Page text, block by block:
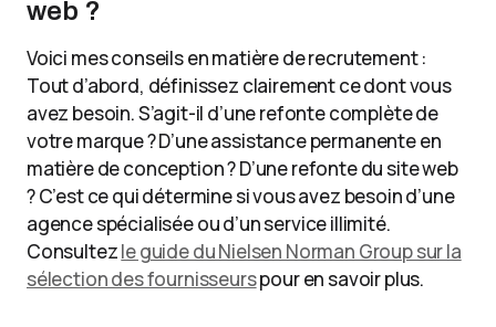
web ?
Voici mes conseils en matière de recrutement :
Tout d’abord, définissez clairement ce dont vous
avez besoin. S’agit-il d’une refonte complète de
votre marque ? D’une assistance permanente en
matière de conception ? D’une refonte du site web
? C’est ce qui détermine si vous avez besoin d’une
agence spécialisée ou d’un service illimité.
Consultezle guide du Nielsen Norman Group sur la
sélection des fournisseurspour en savoir plus.